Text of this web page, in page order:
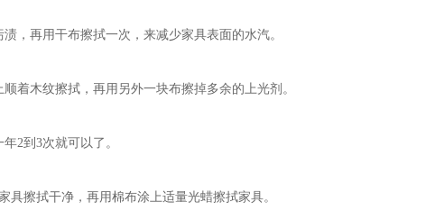
，再用干布擦拭一次，来减少家具表面的水汽。
着木纹擦拭，再用另外一块布擦掉多余的上光剂。
2到3次就可以了。
擦拭干净，再用棉布涂上适量光蜡擦拭家具。